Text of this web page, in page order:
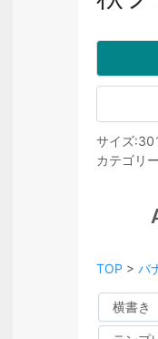
サイズ:
カテゴリー
TOP > バ
横書き